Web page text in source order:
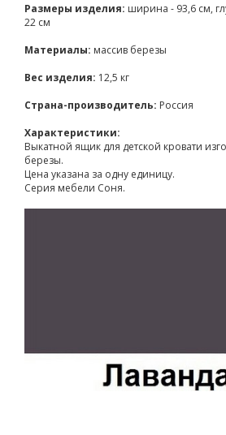
Размеры изделия: ширина - 93,6 см,
22 см
Материалы: массив березы
Вес изделия: 12,5 кг
Страна-производитель: Россия
Характеристики:
Выкатной ящик для детской кровати
березы.
Цена указана за одну единицу.
Серия мебели Соня.